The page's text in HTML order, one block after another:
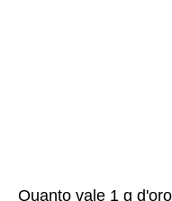
Quanto vale 1 g